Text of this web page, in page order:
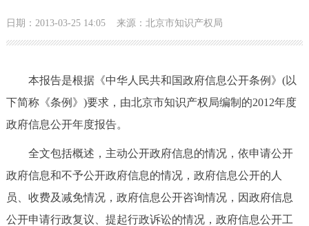
市领导 机构职能 政策服务
政策兑现
决策公开 专题公开
政务服务
日期：2013-03-25 14:05 来源：北京市知识产权局
本报告是根据《中华人民共和国政府信息公开条例》(以
下简称《条例》)要求，由北京市知识产权局编制的2012年度
政府信息公开年度报告。
全文包括概述，主动公开政府信息的情况，依申请公开
政府信息和不予公开政府信息的情况，政府信息公开的人
员、收费及减免情况，政府信息公开咨询情况，因政府信息
公开申请行政复议、提起行政诉讼的情况，政府信息公开工